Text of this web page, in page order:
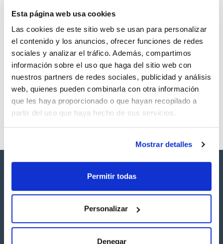
Esta página web usa cookies
Las cookies de este sitio web se usan para personalizar
el contenido y los anuncios, ofrecer funciones de redes
sociales y analizar el tráfico. Además, compartimos
información sobre el uso que haga del sitio web con
nuestros partners de redes sociales, publicidad y análisis
web, quienes pueden combinarla con otra información
que les haya proporcionado o que hayan recopilado a
partir del uso que haya hecho de sus servicios.
Mostrar detalles
Permitir todas
Personalizar
Denegar
descargas
productos marca Scharlau habitualmente en stock,
listos para una entrega inmediata.